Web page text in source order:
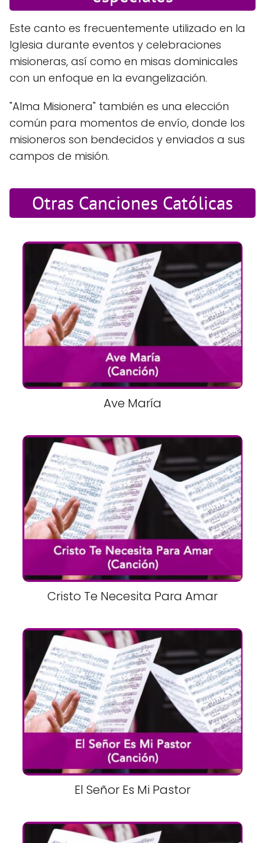
Este canto es frecuentemente utilizado en la
Iglesia durante eventos y celebraciones
misioneras, así como en misas dominicales
con un enfoque en la evangelización.
"Alma Misionera" también es una elección
común para momentos de envío, donde los
misioneros son bendecidos y enviados a sus
campos de misión.
Otras Canciones Católicas
Ave María
Cristo Te Necesita Para Amar
El Señor Es Mi Pastor